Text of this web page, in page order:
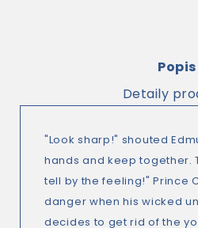
Popis
Detaily
"Look sharp!" shouted
hands and keep together.
tell by the feeling!" Prince
danger when his wicked
decides to get rid of the